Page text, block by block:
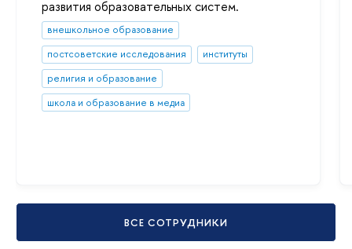
развития образовательных систем.
внешкольное образование
постсоветские исследования
институты
религия и образование
школа и образование в медиа
ВСЕ СОТРУДНИКИ